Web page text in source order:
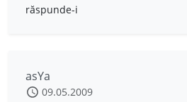
răspunde-i
asYa
09.05.2009